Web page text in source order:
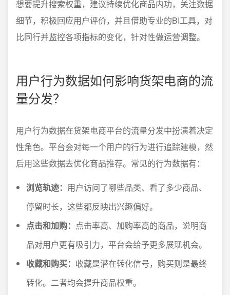
想要提升搜索权重，建议持续优化商品内功，关注数据
细节，积极回应用户评价，并且借助专业的BI工具，对
比同行并监控各项指标的变化，针对性做运营调整。
用户行为数据如何影响货架电商的流
量分发？
用户行为数据在货架电商平台的流量分发中扮演着决定
性角色。平台会对每一个用户的行为进行追踪建模，然
后用这些数据去优化商品推荐。常见的行为数据有：
浏览轨迹： 用户访问了哪些品类、看了多少商品、
停留时长，这些都反映出兴趣偏好。
点击和加购： 点击率高、加购率高的商品，说明商
品对用户更有吸引力，平台会给予更多展现机会。
收藏和购买： 收藏是潜在转化信号，购买则是最终
转化。二者均会提升商品权重。